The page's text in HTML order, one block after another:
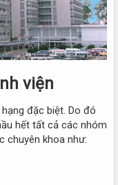
viện
đặc biệt. Do đó
hết tất cả các nhóm
chuyên khoa như: